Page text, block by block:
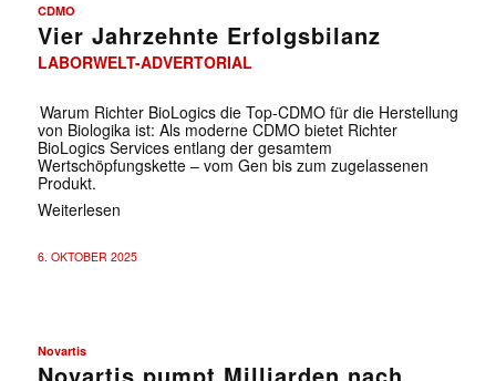
CDMO
Vier Jahrzehnte Erfolgsbilanz
LABORWELT-ADVERTORIAL
Warum Richter BioLogics die Top-CDMO für die Herstellung
von Biologika ist: Als moderne CDMO bietet Richter
BioLogics Services entlang der gesamtem
Wertschöpfungskette – vom Gen bis zum zugelassenen
Produkt.
Weiterlesen
6. OKTOBER 2025
Novartis